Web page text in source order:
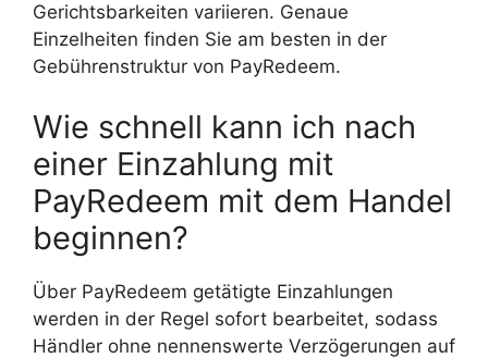
Gerichtsbarkeiten variieren. Genaue
Einzelheiten finden Sie am besten in der
Gebührenstruktur von PayRedeem.
Wie schnell kann ich nach
einer Einzahlung mit
PayRedeem mit dem Handel
beginnen?
Über PayRedeem getätigte Einzahlungen
werden in der Regel sofort bearbeitet, sodass
Händler ohne nennenswerte Verzögerungen auf